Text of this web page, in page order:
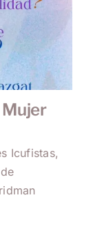
Mujer
Icufistas,